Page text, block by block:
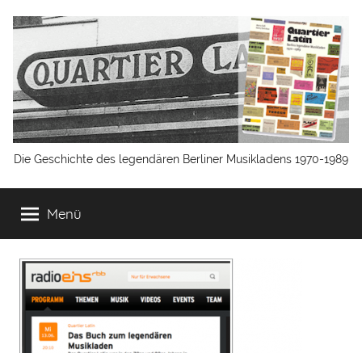
Inhalt
springen
Quartier
Latin
Berlin
Die Geschichte des legendären Berliner Musikladens 1970-1989
Menü